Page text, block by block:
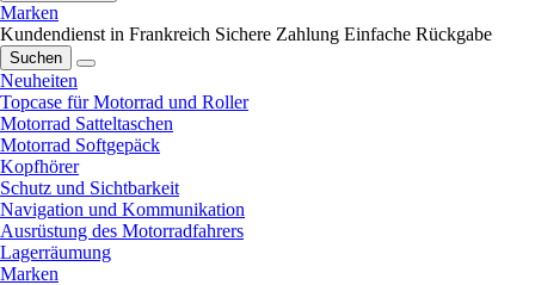
Marken
Kundendienst in Frankreich Sichere Zahlung Einfache Rückgabe
Suchen
Neuheiten
Topcase für Motorrad und Roller
Motorrad Satteltaschen
Motorrad Softgepäck
Kopfhörer
Schutz und Sichtbarkeit
Navigation und Kommunikation
Ausrüstung des Motorradfahrers
Lagerräumung
Marken